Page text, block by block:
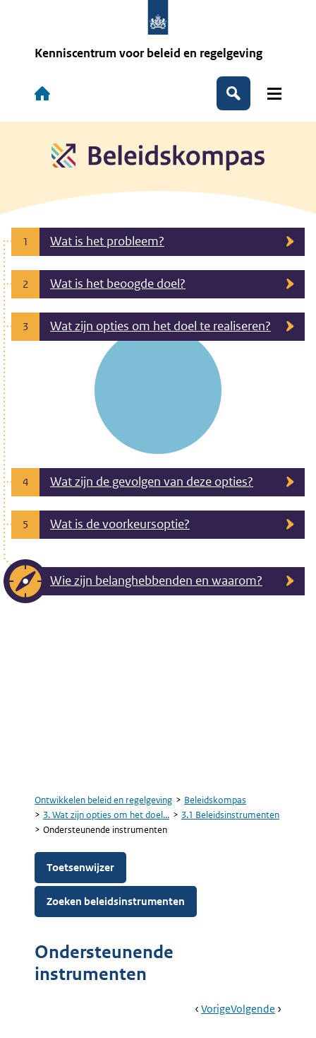
Kenniscentrum voor beleid en regelgeving
Hoofdnavigatie
Zoeken
1 Wat is het probleem?
2 Wat is het beoogde doel?
3 Wat zijn opties om het doel te realiseren?
4 Wat zijn de gevolgen van deze opties?
5 Wat is de voorkeursoptie?
Wie zijn belanghebbenden en waarom?
Kruimelpad
Ontwikkelen beleid en regelgeving
Beleidskompas
3. Wat zijn opties om het doel...
3.1 Beleidsinstrumenten
Ondersteunende instrumenten
Toetsenwijzer
Zoeken beleidsinstrumenten
Ondersteunende
instrumenten
Book
Ga
VorigePagina:
Ga
Volgende Pagina: